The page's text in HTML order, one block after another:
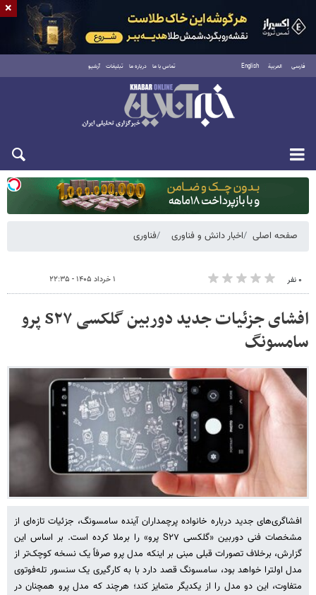
فارسی العربية English تماس با ما درباره ما تبلیغات آرشیو
یکشنبه ۱۸ مرداد ۱۴۰۵
صفحه اصلی اخبار دانش و فناوری فناوری
۰ نفر ۱ خرداد ۱۴۰۵ - ۲۲:۳۵
افشای جزئیات جدید دوربین گلکسی S۲۷ پرو
سامسونگ
افشاگری‌های جدید درباره خانواده پرچمداران آینده سامسونگ، جزئیات تازه‌ای از
مشخصات فنی دوربین «گلکسی S۲۷ پرو» را برملا کرده است. بر اساس این
گزارش، برخلاف تصورات قبلی مبنی بر اینکه مدل پرو صرفاً یک نسخه کوچک‌تر از
مدل اولترا خواهد بود، سامسونگ قصد دارد با به کارگیری یک سنسور تله‌فوتوی
متفاوت، این دو مدل را از یکدیگر متمایز کند؛ هرچند که مدل پرو همچنان در
×